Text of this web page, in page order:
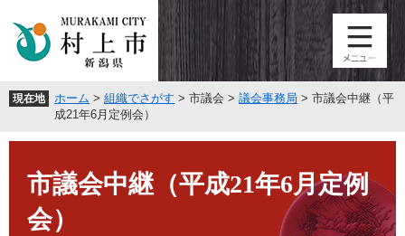
頭
す
飛
し
現在地 ホーム > 組織でさがす > 市議会 > 議会事務局 > 市議会中継（平
成21年6月定例会）
市議会中継（平成21年6月定例
会）